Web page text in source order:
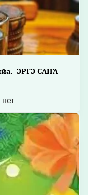
ЭРГЭ САҤА
нет